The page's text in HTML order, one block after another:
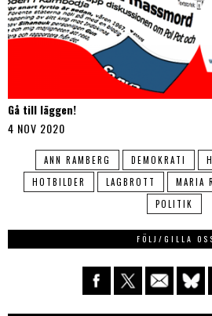
Gå till läggen!
4 NOV 2020
ANN RAMBERG DEMOKRATI
HOTBILDER
LAGBROTT MARIA
POLITIK
FÖLJ/GILLA